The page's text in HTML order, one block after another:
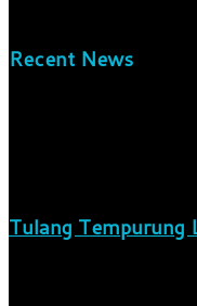
Recent News
Tulang Tempurung